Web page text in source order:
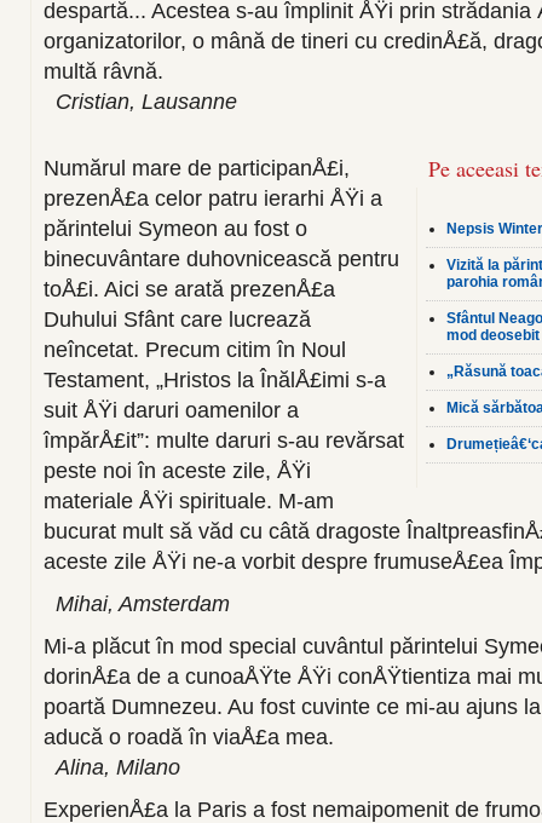
despartă... Acestea s-au împlinit ÅŸi prin strădania
organizatorilor, o mână de tineri cu credinÅ£ă,
multă râvnă.
Cristian, Lausanne
Pe aceeasi
Nepsis
Vizită la
parohia
Sfântul
mod
„Răsună
Mică
Numărul mare de participanÅ£i,
prezenÅ£a celor patru ierarhi ÅŸi a
părintelui Symeon au fost o
binecuvântare duhovnicească pentru
toÅ£i. Aici se arată prezenÅ£a
Duhului Sfânt care lucrează
neîncetat. Precum citim în Noul
Testament, „Hristos la ÎnălÅ£imi s-a
suit ÅŸi daruri oamenilor a
împărÅ£it”: multe daruri s-au revărsat
peste noi în aceste zile, ÅŸi
materiale ÅŸi spirituale. M-am
bucurat mult să văd cu câtă dragoste
aceste zile ÅŸi ne-a vorbit despre frumuseÅ£ea
Mihai, Amsterdam
Mi-a plăcut în mod special cuvântul părintelui
dorinÅ£a de a cunoaÅŸte ÅŸi conÅŸtientiza mai
poartă Dumnezeu. Au fost cuvinte ce mi-au ajuns
aducă o roadă în viaÅ£a mea.
Alina, Milano
ExperienÅ£a la Paris a fost nemaipomenit de